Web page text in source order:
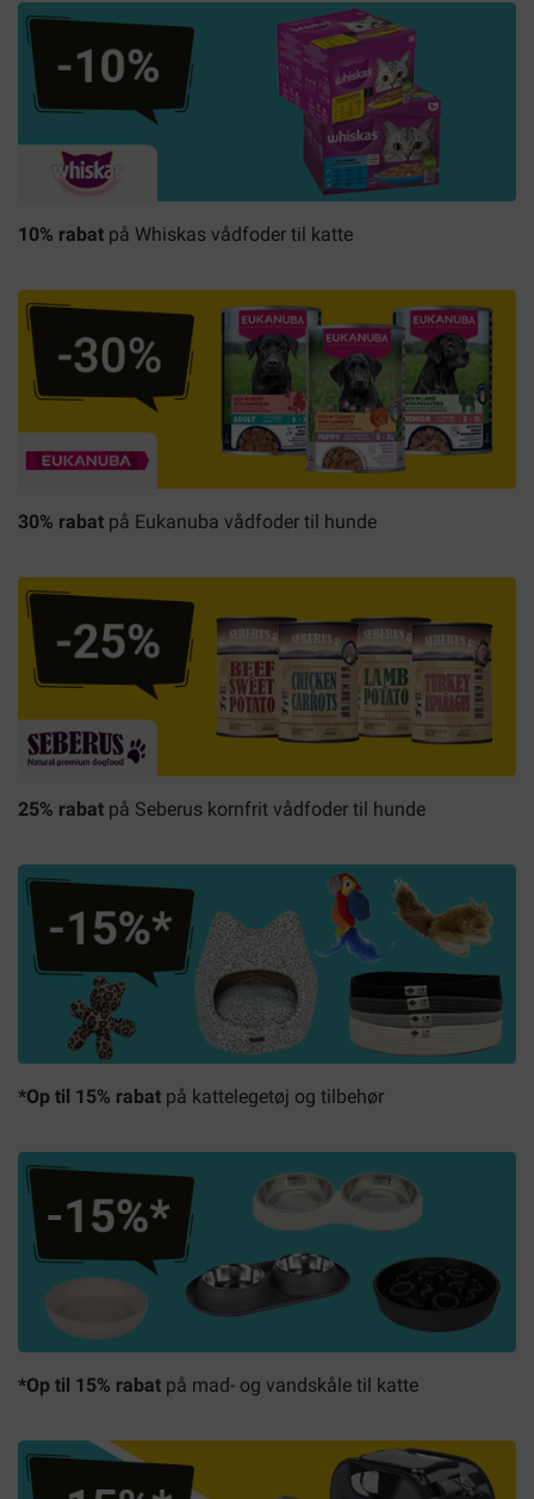
10% rabat på Whiskas vådfoder til katte
30% rabat på Eukanuba vådfoder til hunde
25% rabat på Seberus kornfrit vådfoder til hunde
*Op til 15% rabat på kattelegetøj og tilbehør
*Op til 15% rabat på mad- og vandskåle til katte